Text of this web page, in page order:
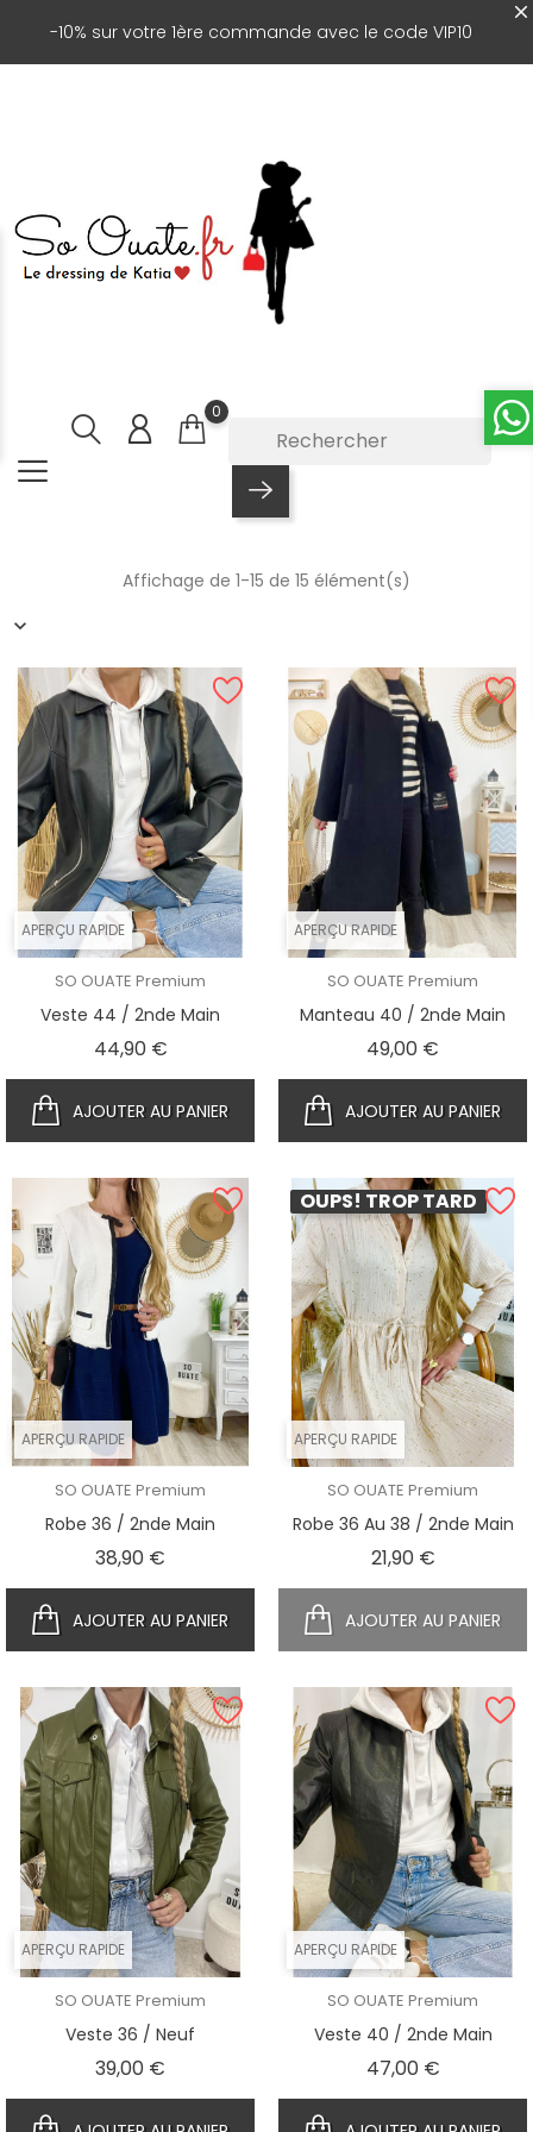
-10% sur votre 1ère commande avec le code VIP10
0
Affichage de 1-15 de 15 élément(s)
APERÇU RAPIDE
SO OUATE Premium
Veste 44 / 2nde Main
44,90 €Prix
AJOUTER AU PANIER
APERÇU RAPIDE
SO OUATE Premium
Manteau 40 / 2nde Main
49,00 €
AJOUTER AU PANIER
APERÇU RAPIDE
SO OUATE Premium
Robe 36 / 2nde Main
38,90 €
AJOUTER AU PANIER
APERÇU RAPIDE
OUPS! TROP TARD
SO OUATE Premium
Robe 36 Au 38 / 2nde Main
21,90 €Prix
AJOUTER AU PANIER
APERÇU RAPIDE
SO OUATE Premium
Veste 36 / Neuf
39,00 €
APERÇU RAPIDE
SO OUATE Premium
Veste 40 / 2nde Main
47,00 €Prix